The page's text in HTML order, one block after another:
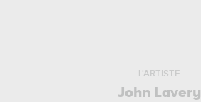
L'ARTISTE
John Lavery